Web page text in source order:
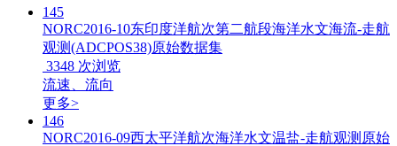
145
NORC2016-10东印度洋航次第二航段海洋水文海流-走航
观测(ADCPOS38)原始数据集
3348 次浏览
流速、流向
更多>
146
NORC2016-09西太平洋航次海洋水文温盐-走航观测原始